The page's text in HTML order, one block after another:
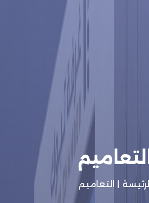
التعاميم
الرئيسة | التعاميم